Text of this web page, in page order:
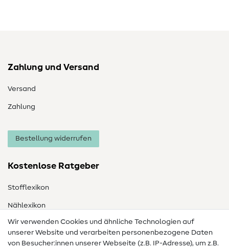
Zahlung und Versand
Versand
Zahlung
Bestellung widerrufen
Kostenlose Ratgeber
Stofflexikon
Nählexikon
Nähanleitungen
Hilfe & Kontakt
Wir verwenden Cookies und ähnliche Technologien auf
unserer Website und verarbeiten personenbezogene Daten
von Besucher:innen unserer Webseite (z.B. IP-Adresse), um z.B.